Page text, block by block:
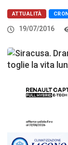
ATTUALITÀ
19/07/2016